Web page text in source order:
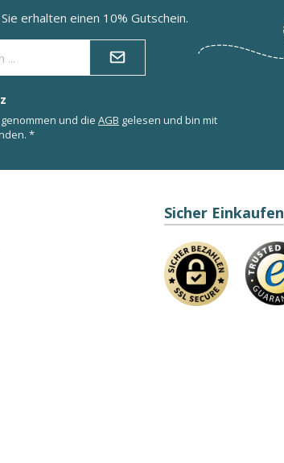
erhalten einen 10% Gutschein.
und die AGB gelesen und bin mit
*
Sicher Einkaufen